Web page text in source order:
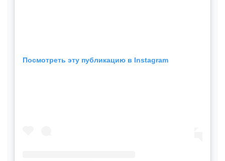
Посмотреть эту публикацию в Instagram